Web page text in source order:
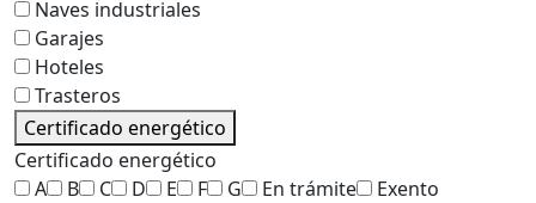
Naves industriales
Garajes
Hoteles
Trasteros
Certificado energético
Certificado energético
A
B C D E F G En trámite
Exento